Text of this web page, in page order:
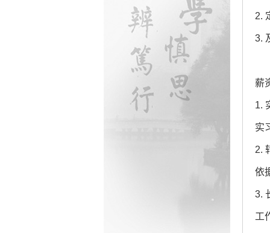
2.
3.
薪
1.
实
2.
依
3.
工